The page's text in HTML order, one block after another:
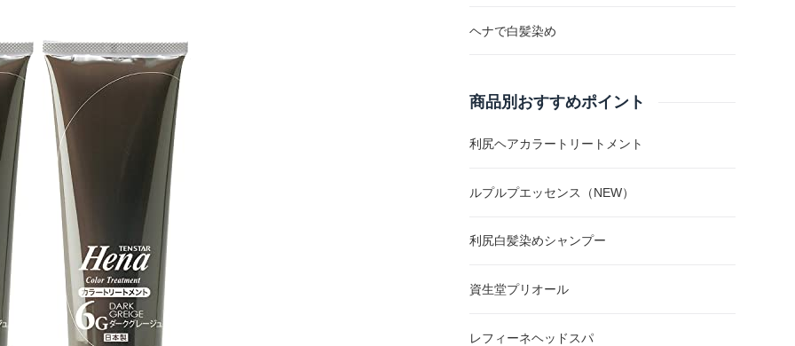
ヘナで白髪染め
商品別おすすめポイント
利尻ヘアカラートリートメント
ルプルプエッセンス（NEW）
利尻白髪染めシャンプー
資生堂プリオール
レフィーネヘッドスパ